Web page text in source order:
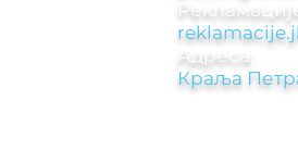
Адреса:
Краља